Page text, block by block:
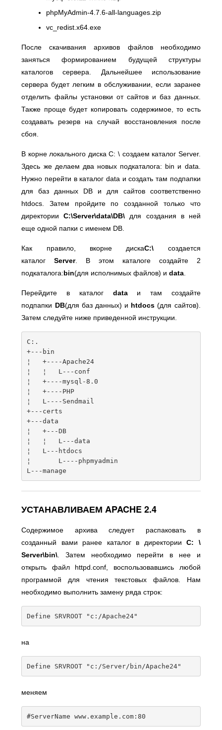
phpMyAdmin-4.7.6-all-languages.zip
vc_redist.x64.exe
После скачивания архивов файлов необходимо
заняться формированием будущей структуры
каталогов сервера. Дальнейшее использование
сервера будет легким в обслуживании, если заранее
отделить файлы установки от сайтов и баз данных.
Также проще будет копировать содержимое, то есть
создавать резерв на случай восстановления после
сбоя.
В корне локального диска С: \ создаем каталог Server.
Здесь же делаем два новых подкаталога: bin и data.
Нужно перейти в каталог data и создать там подпапки
для баз данных DB и для сайтов соответственно
htdocs. Затем пройдите по созданной только что
директорииC:\Server\data\DB\ для создания в ней
еще одной папки c именем DB.
Как правило, вкорне дискаC:\ создается
каталогServer. В этом каталоге создайте 2
подкаталога:bin(для исполнимых файлов) иdata
Перейдите в каталог data и там создайте
подпапки DB(для баз данных) и htdocs(для сайтов).
Затем следуйте ниже приведенной инструкции.
C :.
+---
¦
+----Apache24
¦
¦
   L
---
¦
+----mysql -8.0
¦
+----
PHP
¦
   L
---- Sendmail
+---
+---
¦
+---
DB
¦
¦
   L
---
¦
   L
---
¦
       L
---- phpmyadmin
L ---manage
УСТАНАВЛИВАЕМ APACHE 2.4
Содержимое архива следует распаковать в
созданный вами ранее каталог в директорииC: \
Server\bin\ . Затем необходимо перейти в нее и
открыть файл httpd.conf, воспользовавшись любой
программой для чтения текстовых файлов. Нам
необходимо выполнить замену ряда строк:
Define SRVROOT "c:/Apache24"
на
Define SRVROOT "c:/Server/bin/Apache24"
меняем
#ServerName www.example.com:80